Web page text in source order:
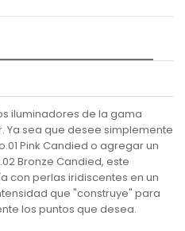
iluminadores de la gama
Ya sea que desee simplemente
Pink Candied o agregar un
Bronze Candied, este
con perlas iridiscentes en un
que "construye" para
los puntos que desea.